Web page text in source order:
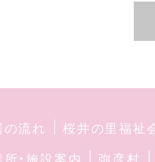
の流れ 桜井の里福祉